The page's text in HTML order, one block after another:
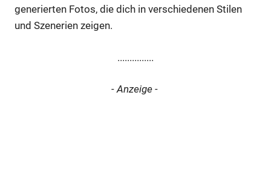
generierten Fotos, die dich in verschiedenen Stilen
und Szenerien zeigen.
...............
- Anzeige -